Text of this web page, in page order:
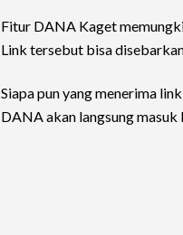
Fitur DANA Kaget
Link tersebut bisa
Siapa pun yang menerima
DANA akan langsung masuk